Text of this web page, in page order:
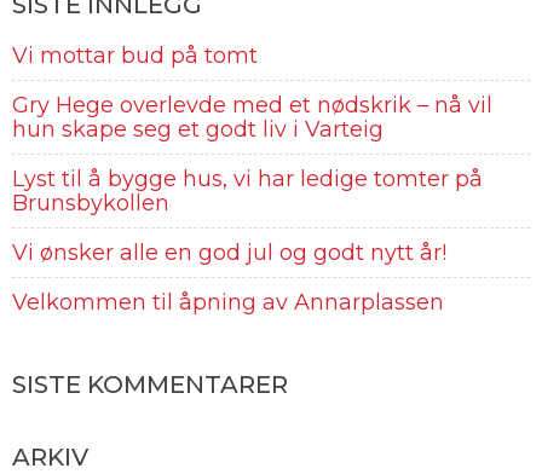
Vi mottar bud på tomt
Gry Hege overlevde med et nødskrik – nå vil
hun skape seg et godt liv i Varteig
Lyst til å bygge hus, vi har ledige tomter på
Brunsbykollen
Vi ønsker alle en god jul og godt nytt år!
Velkommen til åpning av Annarplassen
SISTE KOMMENTARER
ARKIV